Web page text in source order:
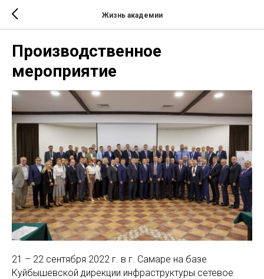
Жизнь академии
Производственное
мероприятие
21 – 22 сентября 2022 г. в г. Самаре на базе
Куйбышевской дирекции инфраструктуры сетевое